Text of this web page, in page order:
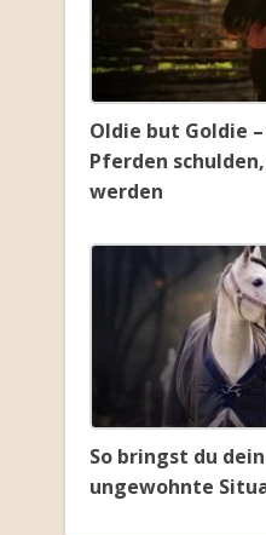
Oldie but Goldie
Pferden
werden
So bringst du
ungewohnte